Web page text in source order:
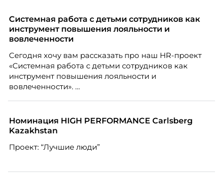
Системная работа с детьми сотрудников как
инструмент повышения лояльности и
вовлеченности
Сегодня хочу вам рассказать про наш HR-проект
«Системная работа с детьми сотрудников как
инструмент повышения лояльности и
вовлеченности».
Номинация HIGH PERFORMANCE Carlsberg
Kazakhstan
Проект: “Лучшие люди”